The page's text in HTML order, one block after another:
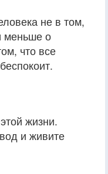
не в том,
меньше о
что все
жизни.
и живите